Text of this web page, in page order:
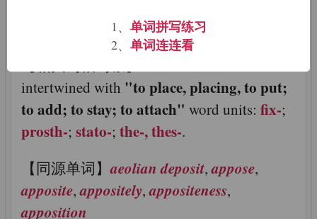
set; placement, positioning
intertwined with "to place, placing, to put;
to add; to stay; to attach" word units: fix-;
prosth-; stato-; the-, thes-.
【同源单词】aeolian deposit,appose,
apposite,appositely,appositeness,
apposition
1、 单词拼写练习
2、 单词连连看